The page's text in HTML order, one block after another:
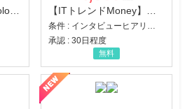
Sort Dash - Match Color Puzzle（チャレンジ11完了）（Android） 【ITトレンドMoney】相談プロモーション
条件 : インタビューヒアリング完了
承認 : 30日程度
無料